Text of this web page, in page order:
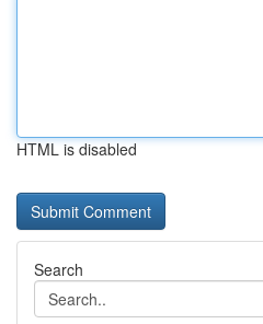
HTML is disabled
Search